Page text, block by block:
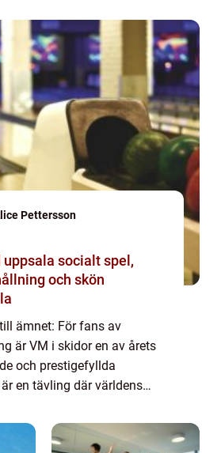
Pettersson
socialt spel,
och skön
ämnet: För fans av
är VM i skidor en av årets
och prestigefyllda
en tävling där världens
I denna artikel kommer